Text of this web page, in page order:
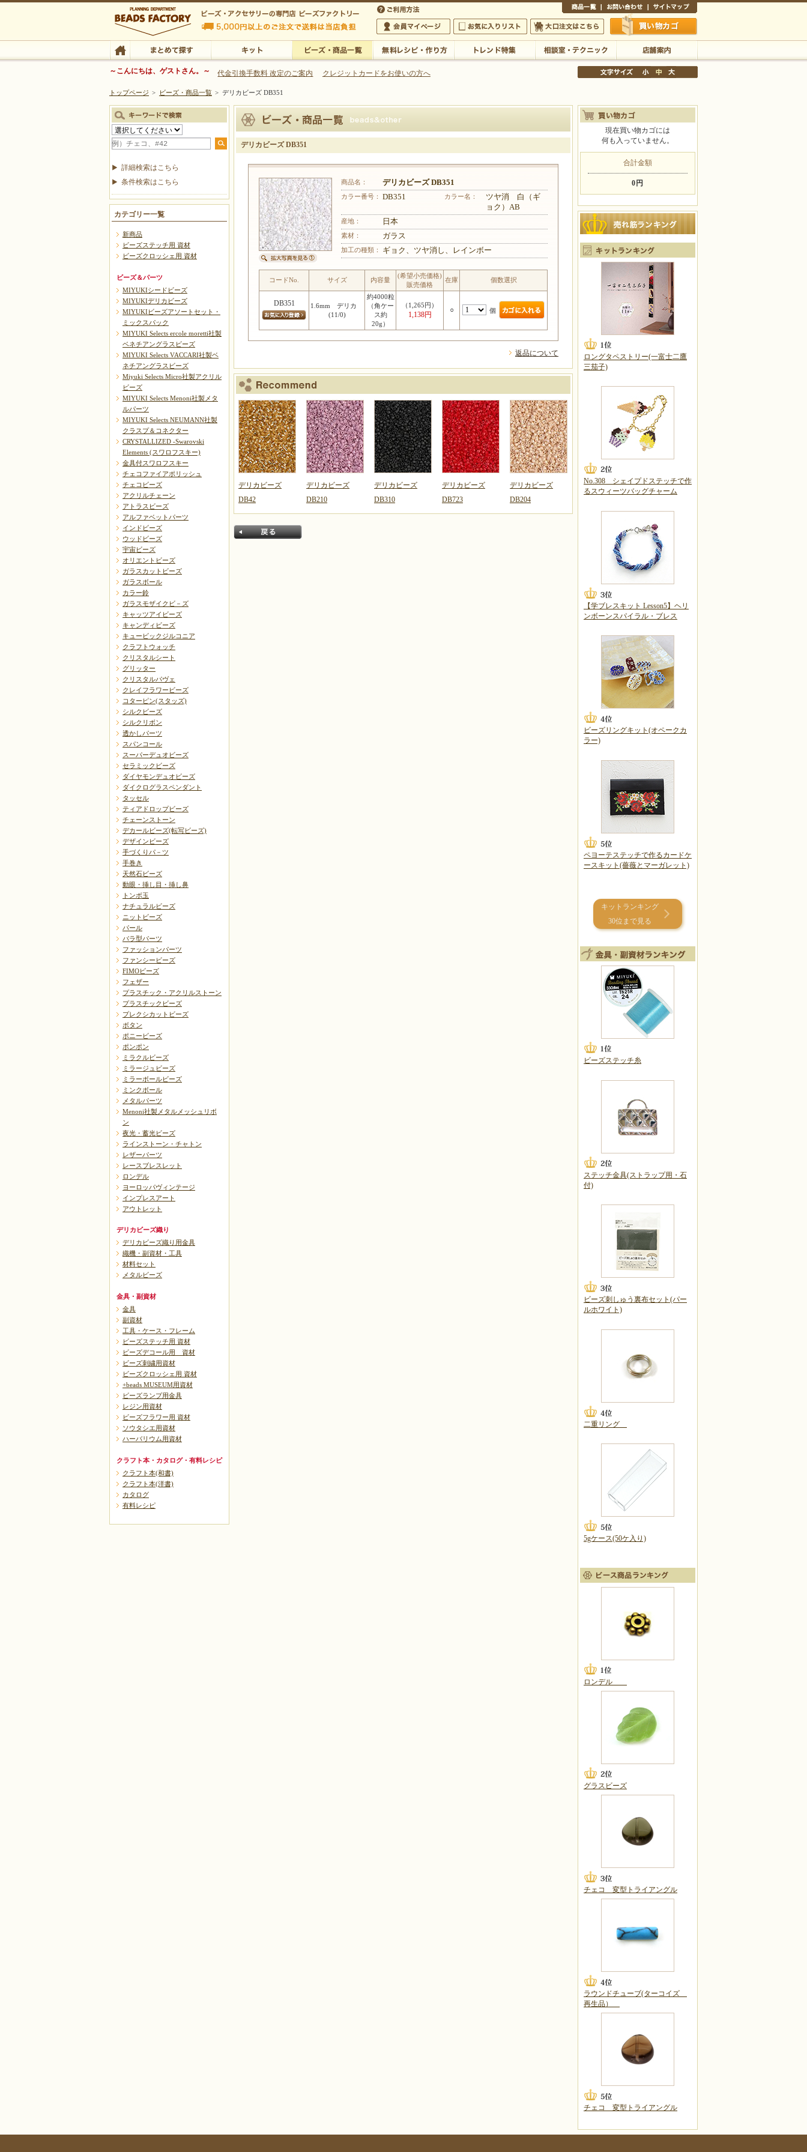
ビーズファクトリー ビーズ・パーツ・金具など・アクセサリーの専門店
ビーズ・アクセサリーの専門店 ビーズファクトリー 5,000円以上のご注文で送料は当店が負担いたします
ビーズ・アクセサリーの専門店 ビーズファクトリー 5,000円以上のご注文で送料は当店が負担いたします
会員マイページ
お気に入りリスト 大口注文はこちら 買い物かご
TOP まとめて探す 店舗案内
～こんにちは、ゲストさん。～ 代金引換手数料 改定のご案内 クレジットカードをお使いの方へ
トップページ > ビーズ・商品一覧 > デリカビーズ DB351
デリカビーズ DB351
商品名： デリカビーズ DB351
カラー番号： DB351 カラー名：
ツヤ消 白（ギ
ョク）AB
産地： 日本
素材： ガラス
加工の種類： ギョク、ツヤ消し、レインボー
コードNo. サイズ 内容量
(希望小売価格)
販売価格
在庫 個数選択
DB351
1.6mm デリカ
(11/0)
約4000粒
（角ケー
ス約
20g）
（1,265円）
1,138円
○ 個
返品について
デリカビーズ
DB42
デリカビーズ
DB210
デリカビーズ
DB310
デリカビーズ
DB723
デリカビーズ
DB204
詳細検索はこちら
条件検索はこちら
カテゴリー一覧
新商品
ビーズステッチ用 資材
ビーズクロッシェ用 資材
ビーズ＆パーツ
MIYUKIシードビーズ
MIYUKIデリカビーズ
MIYUKIビーズアソートセット・
ミックスパック
MIYUKI Selects ercole moretti社製
ベネチアングラスビーズ
MIYUKI Selects VACCARI社製ベ
ネチアングラスビーズ
Miyuki Selects Micro社製アクリル
ビーズ
MIYUKI Selects Menoni社製メタ
ルパーツ
MIYUKI Selects NEUMANN社製
クラスプ＆コネクター
CRYSTALLIZED -Swarovski
Elements (スワロフスキー)
金具付スワロフスキー
チェコファイアポリッシュ
チェコビーズ
アクリルチェーン
アトラスビーズ
アルファベットパーツ
インドビーズ
ウッドビーズ
宇宙ビーズ
オリエントビーズ
ガラスカットビーズ
ガラスボール
カラー鈴
ガラスモザイクビ－ズ
キャッツアイビーズ
キャンディビーズ
キュービックジルコニア
クラフトウォッチ
クリスタルシート
グリッター
クリスタルパヴェ
クレイフラワービーズ
コターピン(スタッズ)
シルクビーズ
シルクリボン
透かしパーツ
スパンコール
スーパーデュオビーズ
セラミックビーズ
ダイヤモンデュオビーズ
ダイクログラスペンダント
タッセル
ティアドロップビーズ
チェーンストーン
デカールビーズ(転写ビーズ)
デザインビーズ
手づくりパ－ツ
手巻き
天然石ビーズ
動眼・挿し目・挿し鼻
トンボ玉
ナチュラルビーズ
ニットビーズ
パール
バラ型パーツ
ファッションパーツ
ファンシービーズ
FIMOビーズ
フェザー
プラスチック・アクリルストーン
プラスチックビーズ
プレクシカットビーズ
ボタン
ポニービーズ
ポンポン
ミラクルビーズ
ミラージュビーズ
ミラーボールビーズ
ミンクボール
メタルパーツ
Menoni社製メタルメッシュリボ
ン
夜光・蓄光ビーズ
ラインストーン・チャトン
レザーパーツ
レースブレスレット
ロンデル
ヨーロッパヴィンテージ
インプレスアート
アウトレット
デリカビーズ織り
デリカビーズ織り用金具
織機・副資材・工具
材料セット
メタルビーズ
金具・副資材
金具
副資材
工具・ケース・フレーム
ビーズステッチ用 資材
ビーズデコール用 資材
ビーズ刺繍用資材
ビーズクロッシェ用 資材
+beads MUSEUM用資材
ビーズランプ用金具
レジン用資材
ビーズフラワー用 資材
ソウタシエ用資材
ハーバリウム用資材
クラフト本・カタログ・有料レシピ
クラフト本(和書)
クラフト本(洋書)
カタログ
有料レシピ
現在買い物カゴには
何も入っていません。
合計金額
0円
ロングタペストリー(一富士二鷹
三茄子)
No.308 シェイプドステッチで作
るスウィーツバッグチャーム
【学ブレスキット Lesson5】ヘリ
ンボーンスパイラル・ブレス
ビーズリングキット(オペークカ
ラー)
ペヨーテステッチで作るカードケ
ースキット(薔薇とマーガレット)
キットランキング
30位まで見る
ビーズステッチ糸
ステッチ金具(ストラップ用・石
付)
ビーズ刺しゅう裏布セット(パー
ルホワイト)
二重リング
5gケース(50ケ入り)
ロンデル
グラスビーズ
チェコ 変型トライアングル
ラウンドチューブ(ターコイズ
再生品）
チェコ 変型トライアングル